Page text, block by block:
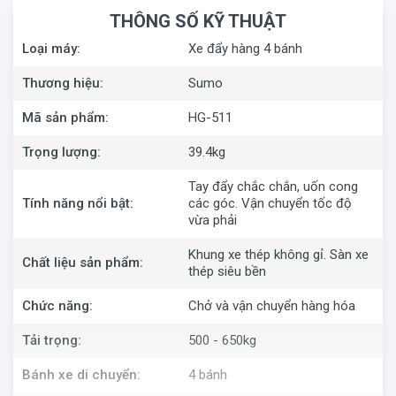
Chất liệu cao cấp, siêu bền
xe đẩy Sumo HG-511làm từ thép cao
cấp nên rất cứng cáp và cho tuổi thọ sử dụng cao, không
bị biến dạng khi va đập mạnh. Thiết kế tay đẩy thon gọn,
góc, giúp xe đẩy trở nên thân thiện hơn, không gây trầy
x 72cm, được làm từ chất liệu thép siêu bền đáp ứng
lượng hàng hóa lớn, cồng kềnh mà không mất quá nhiều
thời gian và công sức.
THÔNG SỐ KỸ THUẬT
Loại máy: Xe đẩy hàng 4 bánh
Thương hiệu: Sumo
Mã sản phẩm: HG-511
Trọng lượng: 39.4kg
Tính năng nổi bật:
Tay đẩy chắc chắn, uốn cong
các góc. Vận chuyển tốc độ
vừa phải
Chất liệu sản phẩm:
Khung xe thép không gỉ. Sàn xe
thép siêu bền
Chức năng: Chở và vận chuyển hàng hóa
Tải trọng: 500 - 650kg
Bánh xe di chuyển: 4 bánh